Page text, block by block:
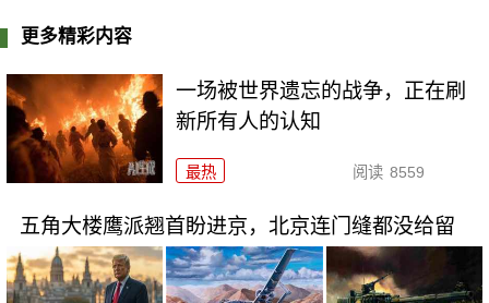
更多精彩内容
一场被世界遗忘的战争，正在刷
新所有人的认知
最热 阅读 8559
五角大楼鹰派翘首盼进京，北京连门缝都没给留